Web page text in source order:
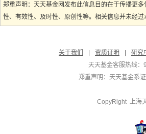
郑重声明：天天基金网发布此信息目的在于传播更
性、有效性、及时性、原创性等。相关信息并未经
关于我们
资质证明 研究
天天基金客服热线：
郑重声明： 天天基金系
CopyRight 上海